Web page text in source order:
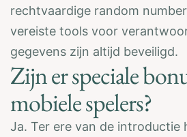
rechtvaardige random
vereiste tools voor
gegevens zijn altijd beveiligd.
Zijn er speciale
mobiele spelers?
Ja. Ter ere van de introductie